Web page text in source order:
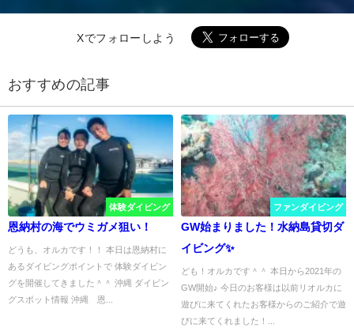
Xでフォローしよう
おすすめの記事
体験ダイビング
恩納村の海でウミガメ狙い！
どうも、オルカです！！ 本日は恩納村に
あるダイビングポイントで 体験ダイビン
グを開催してきました＾＾ 沖縄 ダイビン
グスポット情報 沖縄 恩...
ファンダイビング
GW始まりました！水納島貸切ダ
イビング✨
ども！オルカです＾＾ 本日から2021年の
GW開始♪ 今日のお客様は以前リオルカに
遊びに来てくれたお客様からのご紹介で遊
びに来てくれました！...